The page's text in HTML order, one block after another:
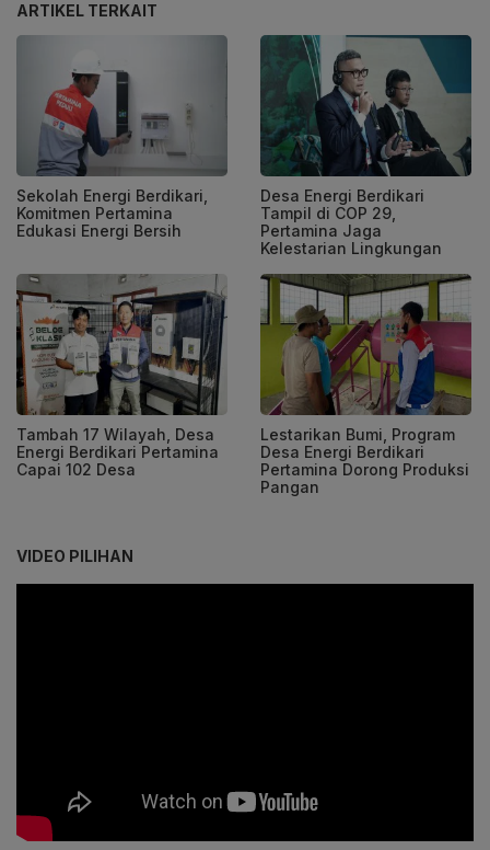
ARTIKEL TERKAIT
Sekolah Energi Berdikari,
Komitmen Pertamina
Edukasi Energi Bersih
Desa Energi Berdikari
Tampil di COP 29,
Pertamina Jaga
Kelestarian Lingkungan
Tambah 17 Wilayah, Desa
Energi Berdikari Pertamina
Capai 102 Desa
Lestarikan Bumi, Program
Desa Energi Berdikari
Pertamina Dorong Produksi
Pangan
VIDEO PILIHAN